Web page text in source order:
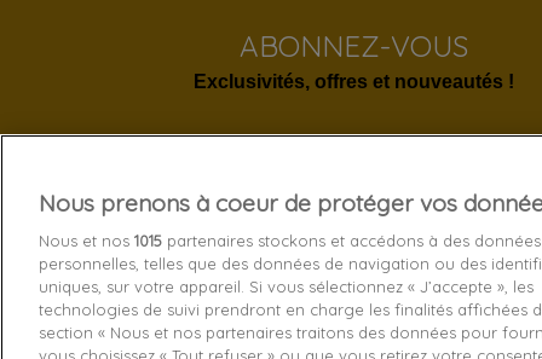
ABONNEZ-VOUS
Exclusivités, offres et nouveautés !
Services
Livraison
Echange
Nous prenons à coeur de protéger vos
Nous et nos 1015 partenaires stockons et accédons à des données
personnelles, telles que des données de navigation ou des
uniques, sur votre appareil. Si vous sélectionnez « J’accepte », les
technologies de suivi prendront en charge les finalités affichées
section « Nous et nos partenaires traitons des données pour